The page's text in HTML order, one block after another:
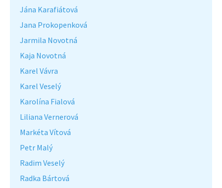
Jána Karafiátová
Jana Prokopenková
Jarmila Novotná
Kaja Novotná
Karel Vávra
Karel Veselý
Karolína Fialová
Liliana Vernerová
Markéta Vítová
Petr Malý
Radim Veselý
Radka Bártová